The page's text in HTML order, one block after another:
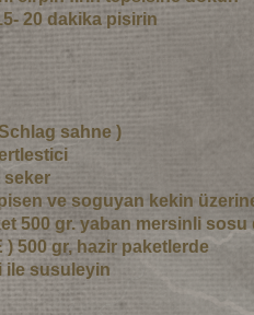
20 dakika pisirin
sahne )
seker
ve soguyan kekin
500 gr. yaban mersinli sosu
) 500 gr, hazir paketlerde
ile susuleyin